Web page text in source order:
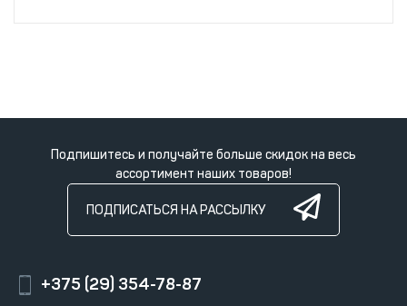
Подпишитесь и получайте больше скидок на весь
ассортимент наших товаров!
ПОДПИСАТЬСЯ НА РАССЫЛКУ
+375 (29) 354-78-87